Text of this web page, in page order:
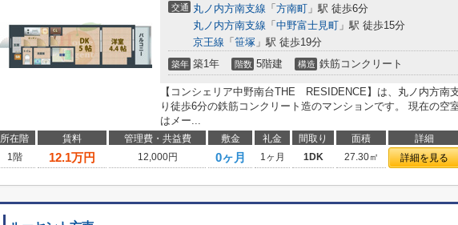
交通 丸ノ内方南支線 「 方南町 」駅 徒歩6分
丸ノ内方南支線 「 中野富士見町 」駅 徒歩15分
京王線 「 笹塚 」駅 徒歩19分
築年 築1年 階数 5階建 構造 鉄筋コンクリート
【コンシェリア中野南台THE RESIDENCE】は、丸ノ内方南
り徒歩6分の鉄筋コンクリート造のマンションです。 現在の空
はメー...
所在階 賃料 管理費・共益費 敷金 礼金 間取り 面積 詳細
1階
12.1万円 12,000円 0ヶ月 1ヶ月 1DK 27.30㎡ 詳細を見る